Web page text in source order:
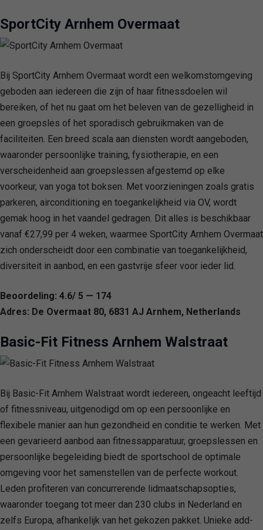
SportCity Arnhem Overmaat
Bij SportCity Arnhem Overmaat wordt een welkomstomgeving
geboden aan iedereen die zijn of haar fitnessdoelen wil
bereiken, of het nu gaat om het beleven van de gezelligheid in
een groepsles of het sporadisch gebruikmaken van de
faciliteiten. Een breed scala aan diensten wordt aangeboden,
waaronder persoonlijke training, fysiotherapie, en een
verscheidenheid aan groepslessen afgestemd op elke
voorkeur, van yoga tot boksen. Met voorzieningen zoals gratis
parkeren, airconditioning en toegankelijkheid via OV, wordt
gemak hoog in het vaandel gedragen. Dit alles is beschikbaar
vanaf €27,99 per 4 weken, waarmee SportCity Arnhem Overmaat
zich onderscheidt door een combinatie van toegankelijkheid,
diversiteit in aanbod, en een gastvrije sfeer voor ieder lid.
Beoordeling: 4.6/ 5 — 174
Adres: De Overmaat 80, 6831 AJ Arnhem, Netherlands
Basic-Fit Fitness Arnhem Walstraat
Bij Basic-Fit Arnhem Walstraat wordt iedereen, ongeacht leeftijd
of fitnessniveau, uitgenodigd om op een persoonlijke en
flexibele manier aan hun gezondheid en conditie te werken. Met
een gevarieerd aanbod aan fitnessapparatuur, groepslessen en
persoonlijke begeleiding biedt de sportschool de optimale
omgeving voor het samenstellen van de perfecte workout.
Leden profiteren van concurrerende lidmaatschapsopties,
waaronder toegang tot meer dan 230 clubs in Nederland en
zelfs Europa, afhankelijk van het gekozen pakket. Unieke add-